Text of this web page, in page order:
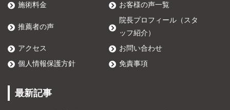
施術料金 お客様の声一覧
推薦者の声
院長プロフィール（スタ
ッフ紹介）
アクセス
お問い合わせ
個人情報保護方針
免責事項
最新記事